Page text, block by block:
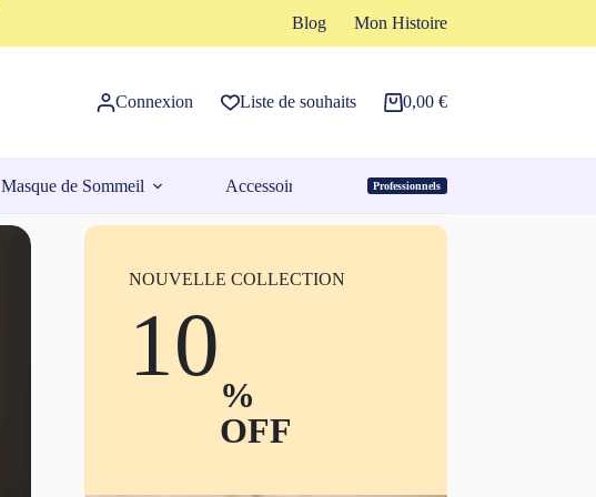
Blog Mon Histoire
Connexion Liste de souhaits
Panier
0,00 €
Masque de Sommeil Accessoires Espace Pro
Professionnels
NOUVELLE COLLECTION
10
%
OFF